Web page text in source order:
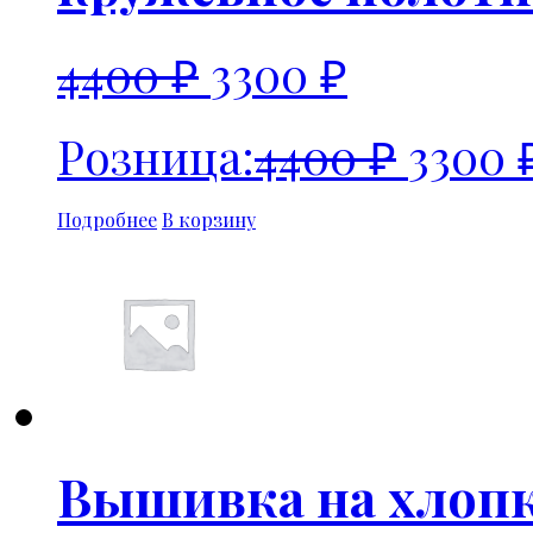
4400₽ 3300 ₽
Розница:4400₽ 3300
ПодробнееВ корзину
Вышивка на